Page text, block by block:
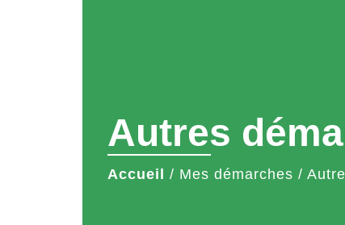
Autres
Accueil / Mes démarches /